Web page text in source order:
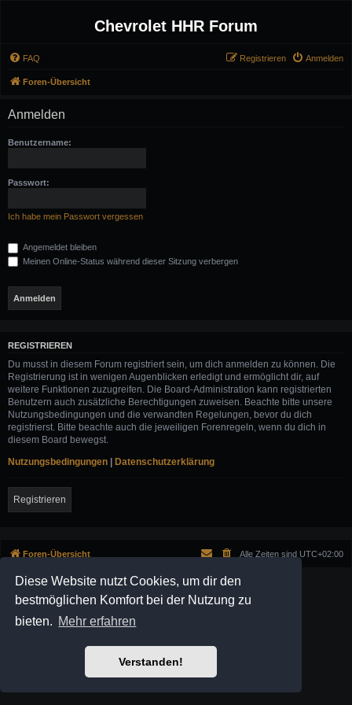
Diese Website nutzt Cookies, um dir den
bestmöglichen Komfort bei der Nutzung zu
bieten. Mehr erfahren
Verstanden!
Chevrolet HHR Forum
FAQ Anmelden
Registrieren
Foren-Übersicht
Anmelden
Benutzername:
Passwort:
Ich habe mein Passwort vergessen
Angemeldet bleiben
Meinen Online-Status während dieser Sitzung verbergen
REGISTRIEREN
Du musst in diesem Forum registriert sein, um dich anmelden zu können. Die
Registrierung ist in wenigen Augenblicken erledigt und ermöglicht dir, auf
weitere Funktionen zuzugreifen. Die Board-Administration kann registrierten
Benutzern auch zusätzliche Berechtigungen zuweisen. Beachte bitte unsere
Nutzungsbedingungen und die verwandten Regelungen, bevor du dich
registrierst. Bitte beachte auch die jeweiligen Forenregeln, wenn du dich in
diesem Board bewegst.
Nutzungsbedingungen | Datenschutzerklärung
Registrieren
Foren-Übersicht Alle Zeiten sind UTC+02:00
Powered byphpBB® Forum Software © phpBB Limited
Prosilver Dark Edition byPremium phpBB Styles
Datenschutz